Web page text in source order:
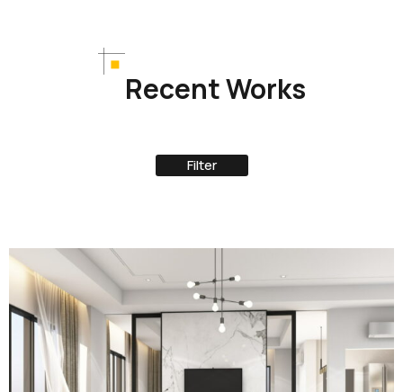
Recent Works
Filter